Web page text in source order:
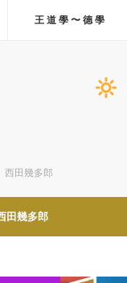
ホーム王 道 學 〜 德 學
西田幾多郎
田幾多郎